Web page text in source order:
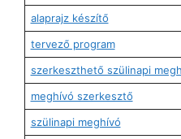
alaprajz készítő
tervező program
szerkeszthető szülinapi
meghívó szerkesztő
szülinapi meghívó